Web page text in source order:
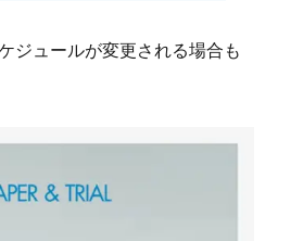
ジュールが変更される場合も